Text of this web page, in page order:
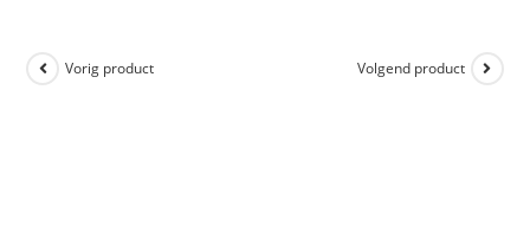
Vorig product Volgend product